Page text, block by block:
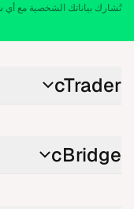
تُشارك بياناتك الشخصية مع
cTrader
cBridge